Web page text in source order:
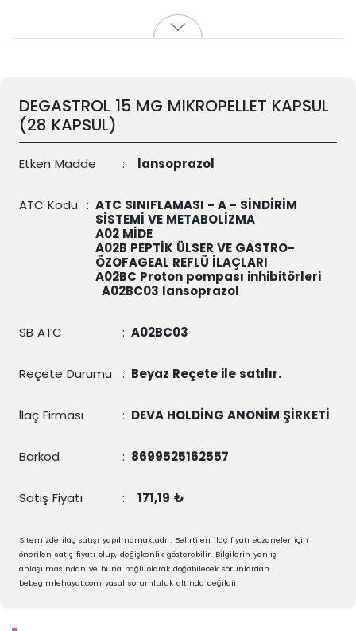
DEGASTROL 15 MG MIKROPELLET KAPSUL
(28 KAPSUL)
Etken Madde : lansoprazol
ATC Kodu : ATC SINIFLAMASI - A - SİNDİRİM
SİSTEMİ VE METABOLİZMA
A02 MİDE
A02B PEPTİK ÜLSER VE GASTRO-
ÖZOFAGEAL REFLÜ İLAÇLARI
A02BC Proton pompası inhibitörleri
A02BC03 lansoprazol
SB ATC : A02BC03
Reçete Durumu : Beyaz Reçete ile satılır.
İlaç Firması : DEVA HOLDİNG ANONİM ŞİRKETİ
Barkod : 8699525162557
Satış Fiyatı : 171,19 ₺
Sitemizde ilaç satışı yapılmamaktadır. Belirtilen ilaç fiyatı eczaneler için
önerilen satış fiyatı olup, değişkenlik gösterebilir. Bilgilerin yanlış
anlaşılmasından ve buna bağlı olarak doğabilecek sorunlardan
bebegimlehayat.com yasal sorumluluk altında değildir.